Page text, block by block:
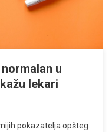
u
lekari
pokazatelja opšteg